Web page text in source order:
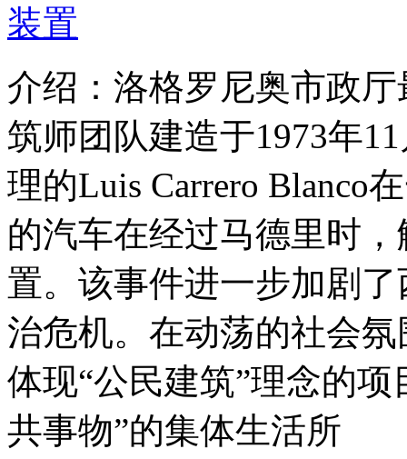
介绍：洛格罗尼奥市政厅
筑师团队建造于1973年
理的Luis Carrero Blanco
的汽车在经过马德里时
置。该事件进一步加剧
治危机。在动荡的社会
体现“公民建筑”理念的
共事物”的集体生活所